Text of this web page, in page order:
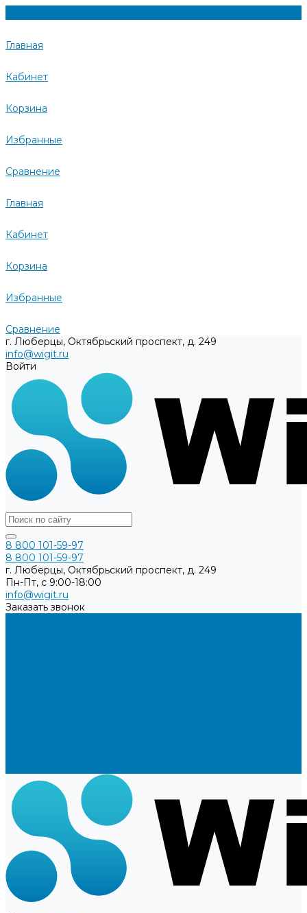
Главная
Кабинет
Корзина
Избранные
Сравнение
Главная
Кабинет
Корзина
Избранные
Сравнение
г. Люберцы, Октябрьский проспект, д. 249
info@wigit.ru
Войти
8 800 101-59-97
8 800 101-59-97
г. Люберцы, Октябрьский проспект, д. 249
Пн-Пт, с 9:00-18:00
info@wigit.ru
Заказать звонок